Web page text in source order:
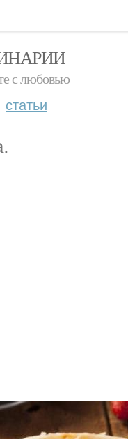
с любовью
статьи